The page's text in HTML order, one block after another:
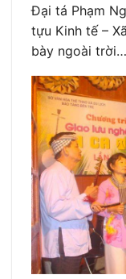
Đại tá Phạm
tựu Kinh tế –
bày ngoài trời…